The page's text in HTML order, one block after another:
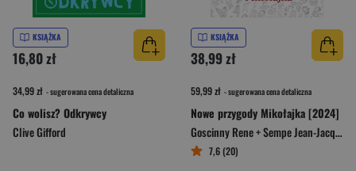
KSIĄŻKA
16,80 zł
34,99 zł - sugerowana cena detaliczna
Co wolisz? Odkrywcy
Clive Gifford
KSIĄŻKA
38,99 zł
59,99 zł - sugerowana cena detaliczna
Nowe przygody Mikołajka [2024]
Goscinny Rene + Sempe Jean-Jacques
7,6 (20)